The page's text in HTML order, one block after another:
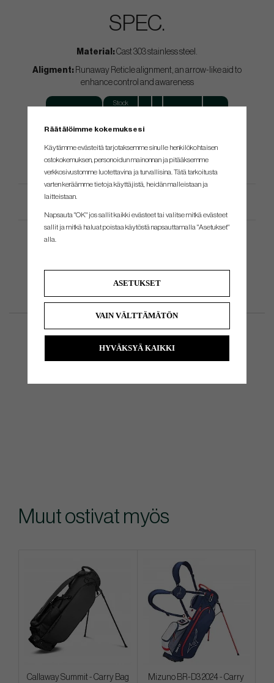
SPEC.
Material:Cast 303 stainless steel.
Aligment: Runaway Reticle alignment, an arrow-like aid to
enhance control and awareness
Stock
Tuotemäärittely
Muut ostivat myös
Callaway Summit - Carry Bag
Mizuno BR-D3 2024 - Carry
Räätälöimme kokemuksesi
Käytämme evästeitä tarjotaksemme sinulle henkilökohtaisen
ostokokemuksen, personoidun mainonnan ja pitääksemme
verkkosivustomme luotettavina ja turvallisina. Tätä tarkoitusta
varten keräämme tietoja käyttäjistä, heidän malleistaan ​​ja
laitteistaan.
Napsauta "OK" jos sallit kaikki evästeet tai valitse mitkä evästeet
sallit ja mitkä haluat poistaa käytöstä napsauttamalla "Asetukset"
alla.
ASETUKSET
VAIN VÄLTTÄMÄTÖN
HYVÄKSYÄ KAIKKI